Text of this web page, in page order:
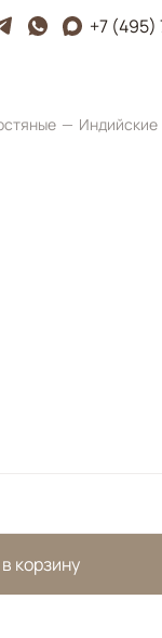
+7 (495)
Индийские
корзину